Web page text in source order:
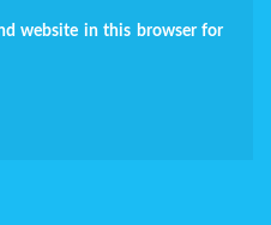
website in this browser for